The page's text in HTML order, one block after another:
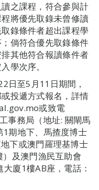
之課程，符合參與計
將優先取錄未曾修讀
錄條件者超出課程學
倘符合優先取錄條件
其他符合報讀條件者
學次序。
日至5月11日期間，
投遞方式報名，詳情
或致電
事務局（地址: 關閘馬
期地下、馬揸度博士
下或澳門羅理基博士
及澳門漁民互助會
廈1樓AB座，電話：